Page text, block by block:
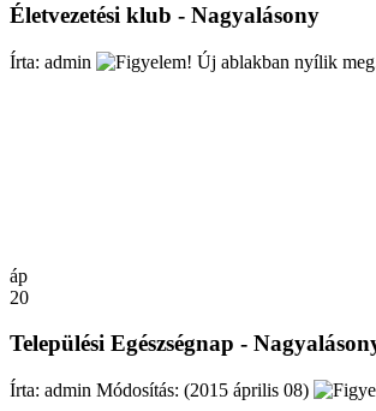
Életvezetési klub - Nagyalásony
Írta: admin
áp
20
Települési Egészségnap -
Írta: admin Módosítás: (2015 április 08)